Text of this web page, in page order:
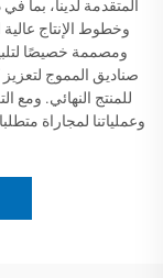
وخطوط الإنتاج
ومصممة خصيصًا
صناديق المموج لتعزيز
للمنتج النهائي. ومع
وعملياتنا لمجاراة